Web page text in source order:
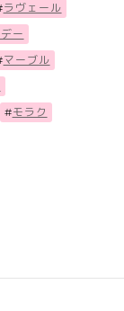
ラヴェール
ー
マーブル
#モラク